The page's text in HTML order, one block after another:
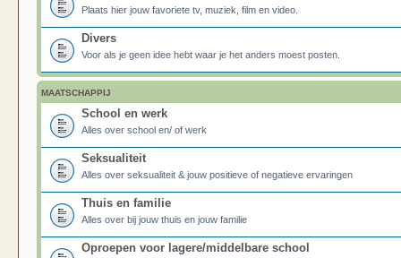
Plaats hier jouw favoriete tv, muziek, film en video.
Divers
Voor als je geen idee hebt waar je het anders moest posten.
MAATSCHAPPIJ
School en werk
Alles over school en/ of werk
Seksualiteit
Alles over seksualiteit & jouw positieve of negatieve ervaringen
Thuis en familie
Alles over bij jouw thuis en jouw familie
Oproepen voor lagere/middelbare school